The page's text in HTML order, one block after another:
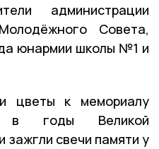
администрации
Совета,
юнармии школы №1 и
цветы к мемориалу
в годы Великой
зажгли свечи памяти у